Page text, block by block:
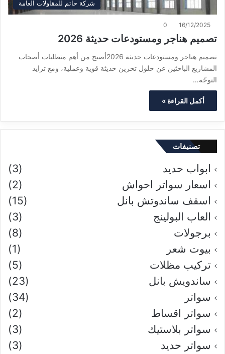
شركة حاتم للمقاولات العامة
16/12/2025
0
تصميم هناجر ومستودعات حديثة 2026
تصميم هناجر ومستودعات حديثة 2026أصبح من أهم متطلبات أصحاب
المشاريع الباحثين عن حلول تخزين حديثة قوية وعملية، ومع تزايد
التوجّه…
أكمل القراءة »
تصنيفات
ابواب حديد
(3)
اسعار سواتر احواش
(2)
اسقف ساندوتش بانل
(15)
العاب البولينج
(3)
برجولات
(8)
بيوت شعر
(1)
تركيب مظلات
(5)
ساندويش بانل
(23)
سواتر
(34)
سواتر اقساط
(2)
سواتر بلاستيك
(3)
سواتر حديد
(3)